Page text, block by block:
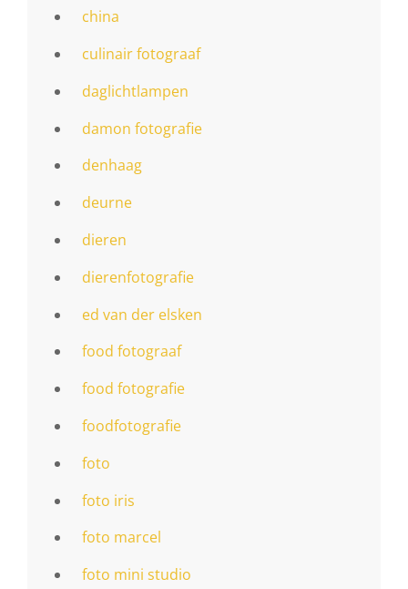
china
culinair fotograaf
daglichtlampen
damon fotografie
denhaag
deurne
dieren
dierenfotografie
ed van der elsken
food fotograaf
food fotografie
foodfotografie
foto
foto iris
foto marcel
foto mini studio